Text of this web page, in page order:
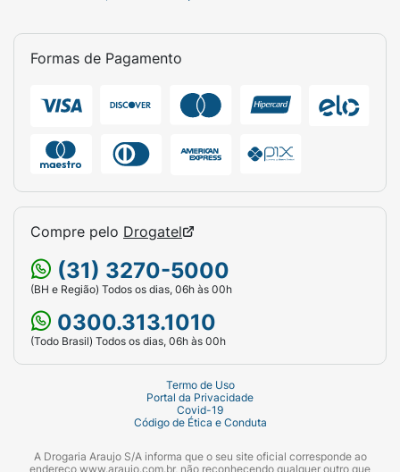
Formas de Pagamento
Compre pelo Drogatel
(31) 3270-5000
(BH e Região) Todos os dias, 06h às 00h
0300.313.1010
(Todo Brasil) Todos os dias, 06h às 00h
Termo de Uso
Portal da Privacidade
Covid-19
Código de Ética e Conduta
A Drogaria Araujo S/A informa que o seu site oficial corresponde ao
endereço www.araujo.com.br, não reconhecendo qualquer outro que